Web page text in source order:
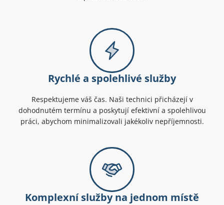
Rychlé a spolehlivé služby
Respektujeme váš čas. Naši technici přicházejí v
dohodnutém termínu a poskytují efektivní a spolehlivou
práci, abychom minimalizovali jakékoliv nepříjemnosti.
Komplexní služby na jednom místě